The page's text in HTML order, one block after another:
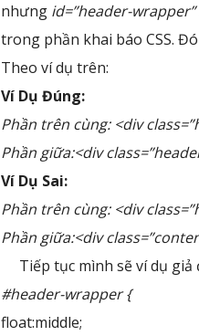
nhưng id=”header-wrapper”
trong phần khai báo CSS.
Theo ví dụ trên:
Ví Dụ Đúng:
Phần trên cùng: <div
Phần giữa:<div
Ví Dụ Sai:
Phần trên cùng: <div
Phần giữa:<divclass=”
Tiếp tục mình sẽ ví dụ giả
#header-wrapper {
float:middle;